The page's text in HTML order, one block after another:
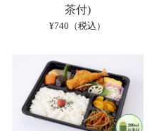
茶付)
¥740（税込）